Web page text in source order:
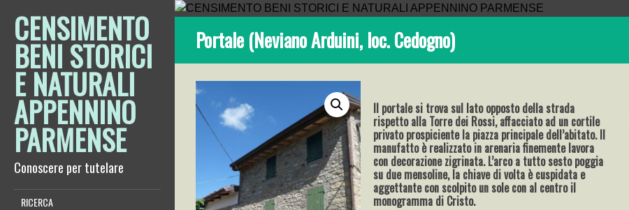
CENSIMENTO
BENI STORICI
E NATURALI
APPENNINO
PARMENSE
Conoscere per tutelare
RICERCA
Portale (Neviano Arduini, loc. Cedogno)
Il portale si trova sul lato opposto della strada
rispetto alla Torre dei Rossi, affacciato ad un cortile
privato prospiciente la piazza principale dell’abitato. Il
manufatto è realizzato in arenaria finemente lavora
con decorazione zigrinata. L’arco a tutto sesto poggia
su due mensoline, la chiave di volta è cuspidata e
aggettante con scolpito un sole con al centro il
monogramma di Cristo.